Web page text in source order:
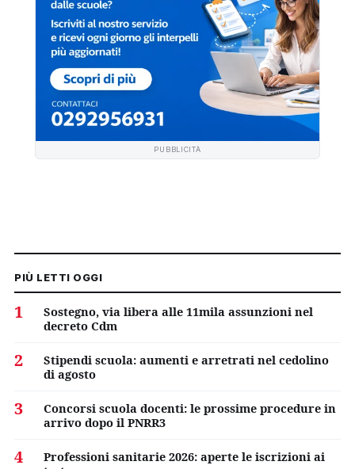
PUBBLICITÀ
PIÙ LETTI OGGI
1
Sostegno, via libera alle 11mila assunzioni nel
decreto Cdm
2
Stipendi scuola: aumenti e arretrati nel cedolino
di agosto
3
Concorsi scuola docenti: le prossime procedure in
arrivo dopo il PNRR3
4
Professioni sanitarie 2026: aperte le iscrizioni ai